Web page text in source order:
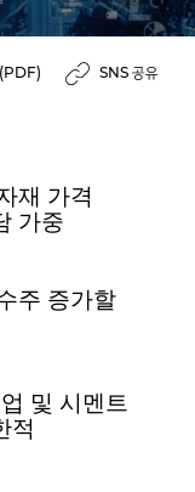
SNS 공유
재 가격
가중
주 증가할
및 시멘트
적